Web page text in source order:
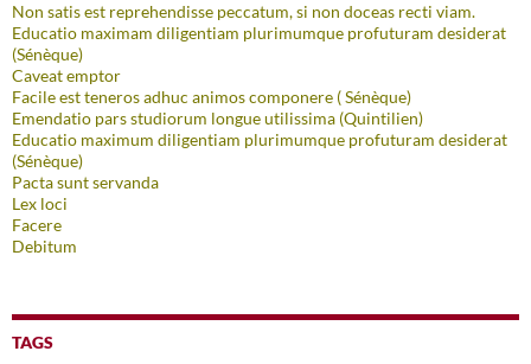
Non satis est reprehendisse peccatum, si non doceas recti viam.
Educatio maximam diligentiam plurimumque profuturam desiderat
(Sénèque)
Caveat emptor
Facile est teneros adhuc animos componere ( Sénèque)
Emendatio pars studiorum longue utilissima (Quintilien)
Educatio maximum diligentiam plurimumque profuturam desiderat
(Sénèque)
Pacta sunt servanda
Lex loci
Facere
Debitum
TAGS